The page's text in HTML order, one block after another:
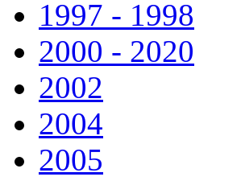
1997 - 1998
2000 - 2020
2002
2004
2005